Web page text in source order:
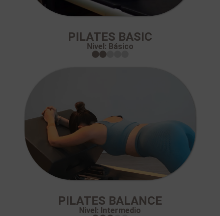
PILATES BASIC
Nivel: Básico
PILATES BALANCE
Nivel: Intermedio